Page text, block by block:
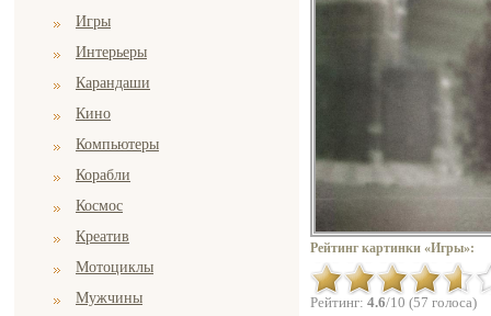
Игры
Интерьеры
Карандаши
Кино
Компьютеры
Корабли
Космос
Креатив
Мотоциклы
Мужчины
Рейтинг картинки «Игры»:
Рейтинг: 4.6/10 (57 голоса)